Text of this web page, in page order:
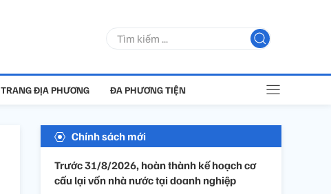
TRANG ĐỊA PHƯƠNG ĐA PHƯƠNG TIỆN
Chính sách mới
Trước 31/8/2026, hoàn thành kế hoạch cơ
cấu lại vốn nhà nước tại doanh nghiệp